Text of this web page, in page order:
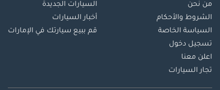
من نحن
الشروط والأحكام
السياسة الخاصة
تسجيل دخول
اعلن معنا
تجار السيارات
السيارات الجديدة
أخبار السيارات
قم ببيع سيارتك في الإمارات